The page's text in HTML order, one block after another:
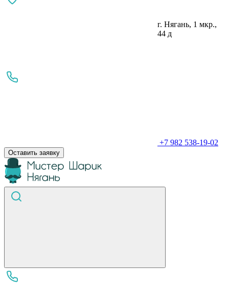
г. Нягань, 1 мкр.,
44 д
+7 982 538-19-02
Оставить заявку